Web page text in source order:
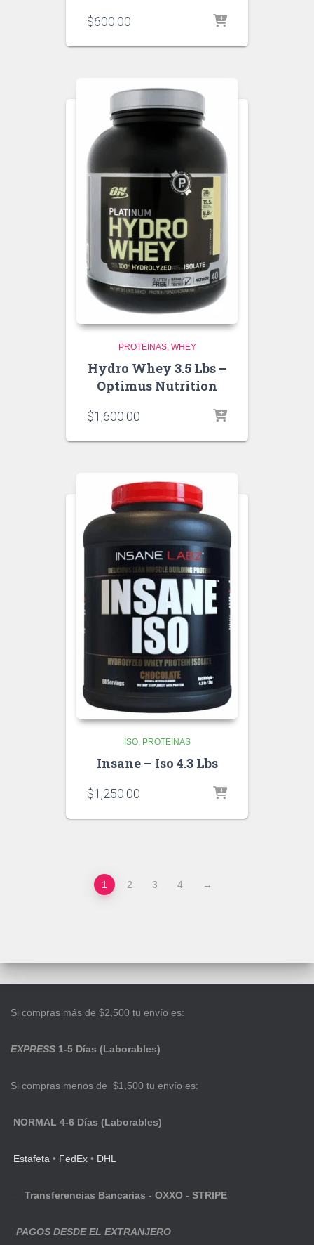
$600.00
PROTEINAS WHEY
Hydro Whey 3.5 Lbs –
Optimus Nutrition
$1,600.00
ISO PROTEINAS
Insane – Iso 4.3 Lbs
$1,250.00
1 2 3 4 →
Si compras más de $2,500 tu envío es:
EXPRESS 1-5 Días (Laborables)
Si compras menos de $1,500 tu envío es:
NORMAL 4-6 Días (Laborables)
Estafeta • FedEx • DHL
Transferencias Bancarias - OXXO - STRIPE
PAGOS DESDE EL EXTRANJERO